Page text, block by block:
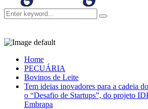
Search
for:
Search
Home
PECUÁRIA
Bovinos de Leite
Tem ideias inovadores para a cadeia
o “Desafio de Startups”, do projeto
Embrapa